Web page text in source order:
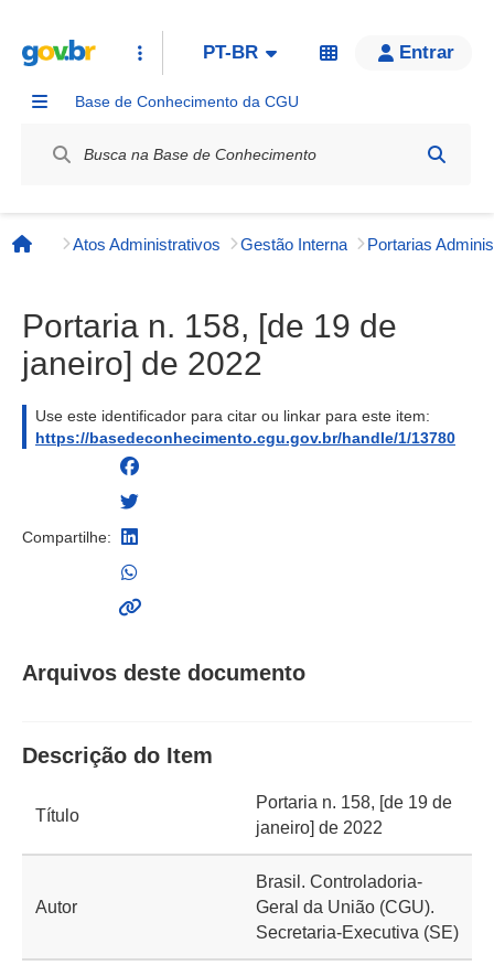
PT-BR Entrar
Base de Conhecimento da CGU
Página inicial
Atos Administrativos Gestão Interna
Portaria n. 158, [de 19 de
janeiro] de 2022
Use este identificador para citar ou linkar para este item:
https://basedeconhecimento.cgu.gov.br/handle/1/13780
Compartilhe:
Arquivos deste documento
Descrição do Item
Título
Portaria n. 158, [de 19 de
janeiro] de 2022
Autor
Brasil. Controladoria-
Geral da União (CGU).
Secretaria-Executiva (SE)